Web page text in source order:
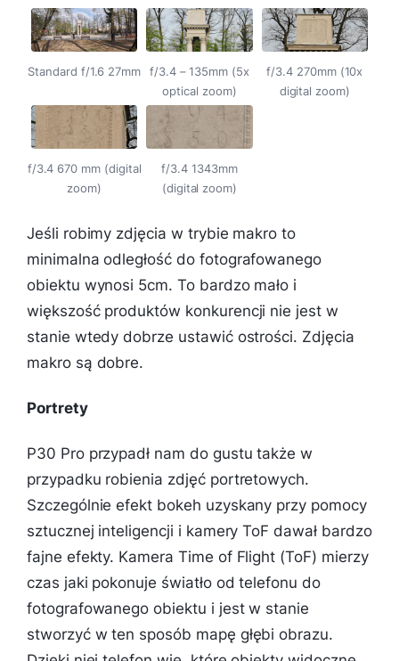
Standard f/1.6 27mm
f/3.4 – 135mm (5x
optical zoom)
f/3.4 270mm (10x
digital zoom)
f/3.4 670 mm (digital
zoom)
f/3.4 1343mm
(digital zoom)
Jeśli robimy zdjęcia w trybie makro to
minimalna odległość do fotografowanego
obiektu wynosi 5cm. To bardzo mało i
większość produktów konkurencji nie jest w
stanie wtedy dobrze ustawić ostrości. Zdjęcia
makro są dobre.
Portrety
P30 Pro przypadł nam do gustu także w
przypadku robienia zdjęć portretowych.
Szczególnie efekt bokeh uzyskany przy pomocy
sztucznej inteligencji i kamery ToF dawał bardzo
fajne efekty. Kamera Time of Flight (ToF) mierzy
czas jaki pokonuje światło od telefonu do
fotografowanego obiektu i jest w stanie
stworzyć w ten sposób mapę głębi obrazu.